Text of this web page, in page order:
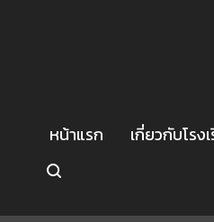
หน้าแรก เกี่ยวกับโรง